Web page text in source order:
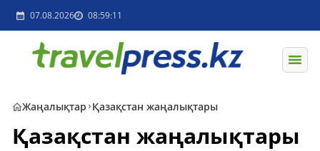
07.08.2026 08:59:11
Жаңалықтар Қазақстан жаңалықтары
Қазақстан жаңалықтары